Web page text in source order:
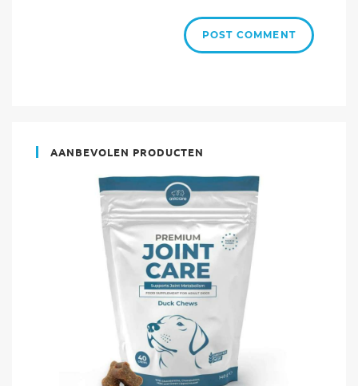
AANBEVOLEN PRODUCTEN